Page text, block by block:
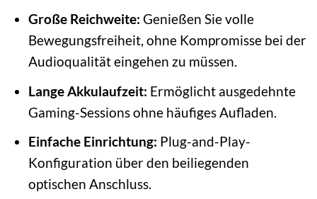
Große Reichweite: Genießen Sie volle
Bewegungsfreiheit, ohne Kompromisse bei der
Audioqualität eingehen zu müssen.
Lange Akkulaufzeit: Ermöglicht ausgedehnte
Gaming-Sessions ohne häufiges Aufladen.
Einfache Einrichtung: Plug-and-Play-
Konfiguration über den beiliegenden
optischen Anschluss.